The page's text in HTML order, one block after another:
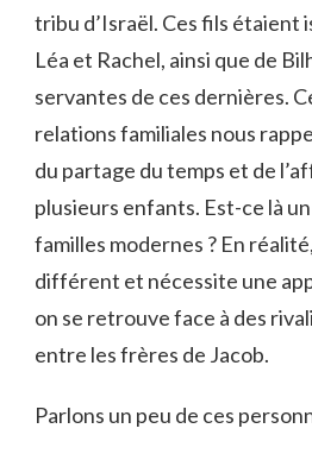
tribu d’Israël. Ces fils étaient
Léa et Rachel, ainsi que de
servantes de ces dernières.
relations familiales nous
du partage du temps et de
plusieurs enfants. Est-ce là
familles modernes ? En
différent et nécessite une
on se retrouve face à des
entre les frères de Jacob.
Parlons un peu de ces